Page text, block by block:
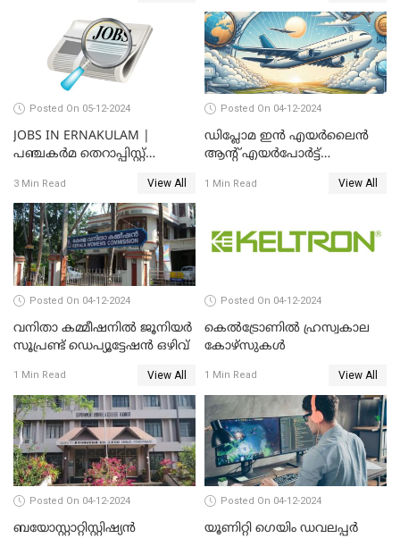
Posted On 05-12-2024
JOBS IN ERNAKULAM |
പഞ്ചകര്‍മ തെറാപ്പിസ്റ്റ്
ഒഴിവ്
3 Min Read View All
Posted On 04-12-2024
ഡിപ്ലോമ ഇൻ എയർലൈൻ
ആന്റ് എയർപോർട്ട്
ക്ഷണിച്ചു
1 Min Read View All
Posted On 04-12-2024
വനിതാ കമ്മീഷനിൽ ജൂനിയർ
സൂപ്രണ്ട് ഡെപ്യൂട്ടേഷൻ ഒഴിവ്
1 Min Read View All
Posted On 04-12-2024
കെൽട്രോണിൽ ഹ്രസ്വകാല
കോഴ്സുകൾ
1 Min Read View All
Posted On 04-12-2024
ബയോസ്റ്റാറ്റിസ്റ്റിഷ്യൻ
Posted On 04-12-2024
യൂണിറ്റി ഗെയിം ഡവലപ്പര്‍